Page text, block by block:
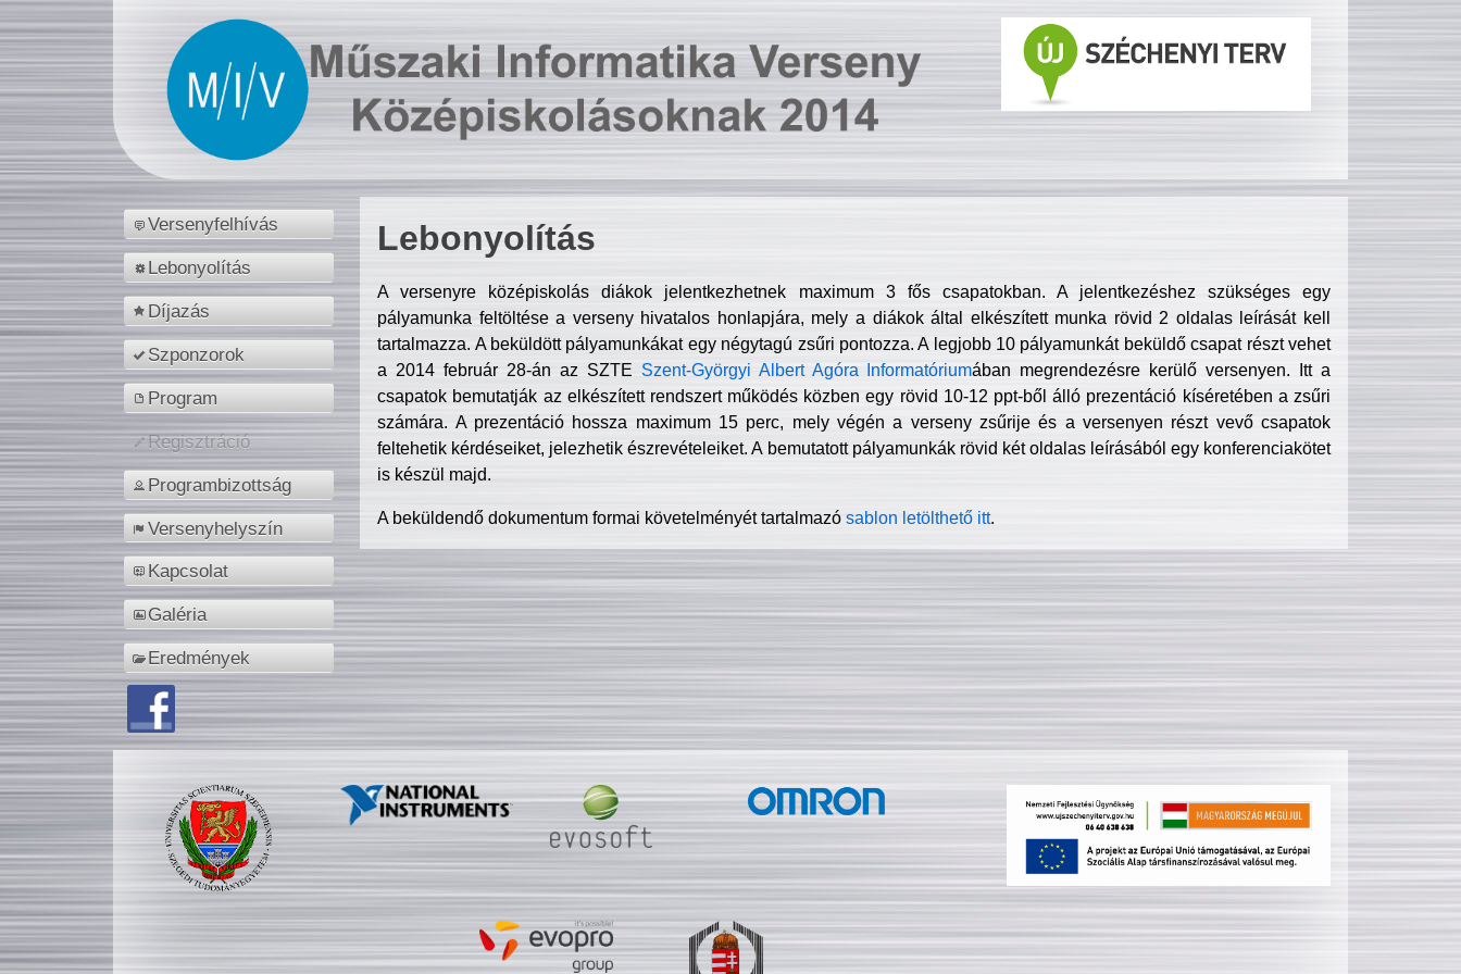
Versenyfelhívás
Lebonyolítás
Díjazás
Szponzorok
Program
Regisztráció
Programbizottság
Versenyhelyszín
Kapcsolat
Galéria
Eredmények
Lebonyolítás
A versenyre középiskolás diákok jelentkezhetnek maximum 3 fős csapatokban. A jelentkezéshez szükséges egy
pályamunka feltöltése a verseny hivatalos honlapjára, mely a diákok által elkészített munka rövid 2 oldalas leírását kell
tartalmazza. A beküldött pályamunkákat egy négytagú zsűri pontozza. A legjobb 10 pályamunkát beküldő csapat részt vehet
a 2014 február 28-án az SZTE Szent-Györgyi Albert Agóra Informatóriumában megrendezésre kerülő versenyen. Itt a
csapatok bemutatják az elkészített rendszert működés közben egy rövid 10-12 ppt-ből álló prezentáció kíséretében a zsűri
számára. A prezentáció hossza maximum 15 perc, mely végén a verseny zsűrije és a versenyen részt vevő csapatok
feltehetik kérdéseiket, jelezhetik észrevételeiket. A bemutatott pályamunkák rövid két oldalas leírásából egy konferenciakötet
is készül majd.
A beküldendő dokumentum formai követelményét tartalmazósablon letölthető itt.